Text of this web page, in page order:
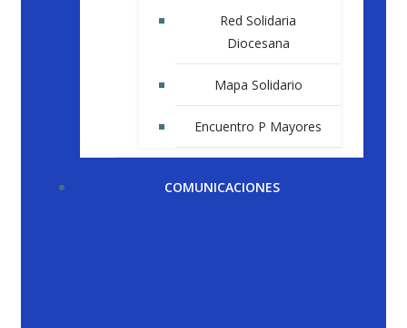
Red Solidaria
Diocesana
Mapa Solidario
Encuentro P Mayores
COMUNICACIONES